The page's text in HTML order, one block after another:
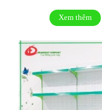
Xem thêm